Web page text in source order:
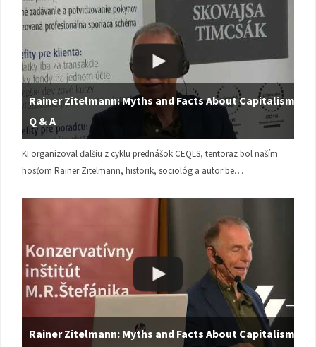
Rainer Zitelmann: Myths and Facts About Capitalism |
Q & A
KI organizoval ďalšiu z cyklu prednášok CEQLS, tentoraz bol naším
hosťom Rainer Zitelmann, historik, sociológ a autor be…
Rainer Zitelmann: Myths and Facts About Capitalism